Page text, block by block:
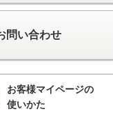
問い合わせ
お客様マイページの
使いかた